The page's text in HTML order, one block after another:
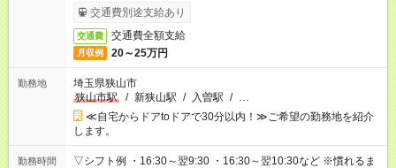
交通費別途支給あり
交通費 交通費全額支給
月収例 20～25万円
勤務地
埼玉県狭山市
狭山市駅
/ 新狭山駅 / 入曽駅 / …
≪自宅からドアtoドアで30分以内！≫ご希望の勤務地を紹介
します。
勤務時間
▽シフト例 ・16:30～翌9:30 ・16:30～翌10:30など ※慣れるま